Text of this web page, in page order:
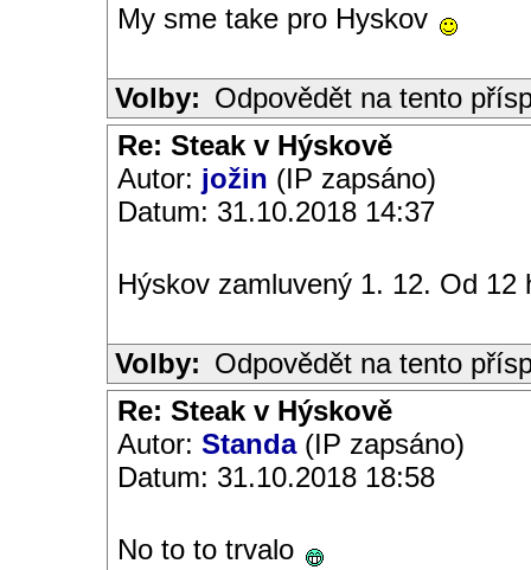
My sme take pro Hyskov
Volby: Odpovědět na tento
Re: Steak v Hýskově
Autor: jožin (IP zapsáno)
Datum: 31.10.2018 14:37
Hýskov zamluvený 1. 12. Od 12
Volby: Odpovědět na tento
Re: Steak v Hýskově
Autor: Standa(IP zapsáno)
Datum: 31.10.2018 18:58
No to to trvalo